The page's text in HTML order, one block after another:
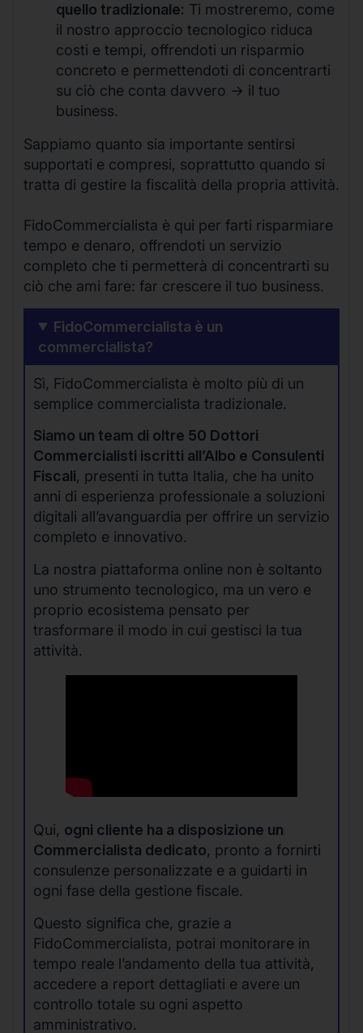
quello tradizionale: Ti mostreremo, come
il nostro approccio tecnologico riduca
costi e tempi, offrendoti un risparmio
concreto e permettendoti di concentrarti
su ciò che conta davvero -> il tuo
business.
Sappiamo quanto sia importante sentirsi
supportati e compresi, soprattutto quando si
tratta di gestire la fiscalità della propria attività.
FidoCommercialista è qui per farti risparmiare
tempo e denaro, offrendoti un servizio
completo che ti permetterà di concentrarti su
ciò che ami fare: far crescere il tuo business.
FidoCommercialista è un
commercialista?
Sì, FidoCommercialista è molto più di un
semplice commercialista tradizionale.
Siamo un team di oltre 50 Dottori
Commercialisti iscritti all’Albo e Consulenti
Fiscali, presenti in tutta Italia, che ha unito
anni di esperienza professionale a soluzioni
digitali all’avanguardia per offrire un servizio
completo e innovativo.
La nostra piattaforma online non è soltanto
uno strumento tecnologico, ma un vero e
proprio ecosistema pensato per
trasformare il modo in cui gestisci la tua
attività.
Qui, ogni cliente ha a disposizione un
Commercialista dedicato, pronto a fornirti
consulenze personalizzate e a guidarti in
ogni fase della gestione fiscale.
Questo significa che, grazie a
FidoCommercialista, potrai monitorare in
tempo reale l’andamento della tua attività,
accedere a report dettagliati e avere un
controllo totale su ogni aspetto
amministrativo.